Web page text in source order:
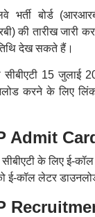
भर्ती बोर्ड
की तारीख जारी
तिथि देख सकते हैं।
15 जुलाई
करने के लिए
Admit
के लिए ई-कॉल
ई-कॉल लेटर